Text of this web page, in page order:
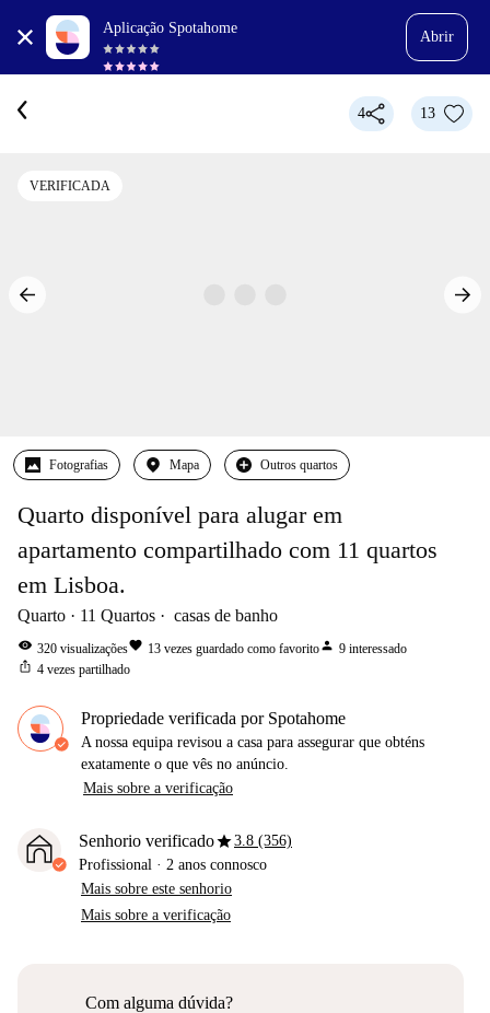
Aplicação Spotahome
Abrir
4 13
VERIFICADA
Fotografias Mapa Outros quartos
Quarto disponível para alugar em
apartamento compartilhado com 11 quartos
em Lisboa.
Quarto 11 Quartos casas de banho
visibility 320 visualizaçõesfavorite 13 vezes guardado como favoritoperson 9 interessado
ios_share 4 vezes partilhado
Propriedade verificada por Spotahome
A nossa equipa revisou a casa para assegurar que obténs
exatamente o que vês no anúncio.
Mais sobre a verificação
Senhorio verificadostar3.8 (356)
Profissional · 2 anos connosco
Mais sobre este senhorio
Mais sobre a verificação
Com alguma dúvida?